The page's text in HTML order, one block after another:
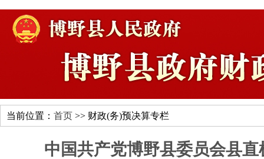
当前位置： 首页 >> 财政(务)预决算专栏
中国共产党博野县委员会县